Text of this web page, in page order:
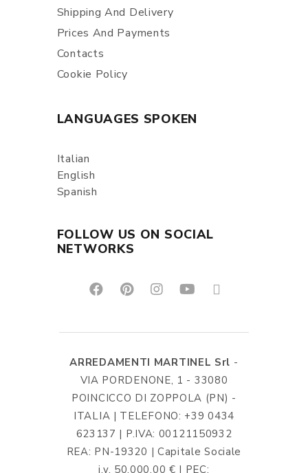
Shipping And Delivery
Prices And Payments
Contacts
Cookie Policy
LANGUAGES SPOKEN
Italian
English
Spanish
FOLLOW US ON SOCIAL
NETWORKS
ARREDAMENTI MARTINEL Srl -
VIA PORDENONE, 1 - 33080
POINCICCO DI ZOPPOLA (PN) -
ITALIA | TELEFONO: +39 0434
623137 | P.IVA: 00121150932
REA: PN-19320 | Capitale Sociale
i.v. 50.000,00 € | PEC: